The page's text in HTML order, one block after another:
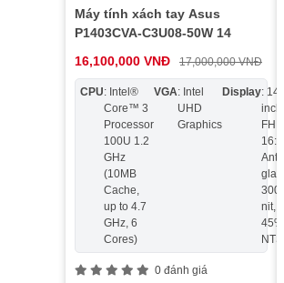
Máy tính xách tay Asus
P1403CVA-C3U08-50W 14
16,100,000 VNĐ
17,000,000 VNĐ
CPU: Intel®
Core™ 3
Processor
100U 1.2
GHz
(10MB
Cache,
up to 4.7
GHz, 6
Cores)
VGA: Intel
UHD
Graphics
Display:
inch
FHD
16:9,
Anti-
glare,
300
nit,
45%
NTSC
0 đánh giá